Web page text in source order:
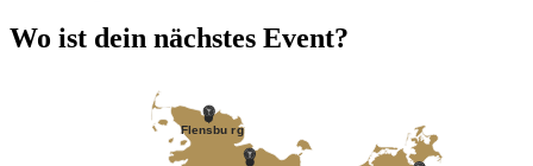
Wo ist dein nächstes Event?
Flensbu rg